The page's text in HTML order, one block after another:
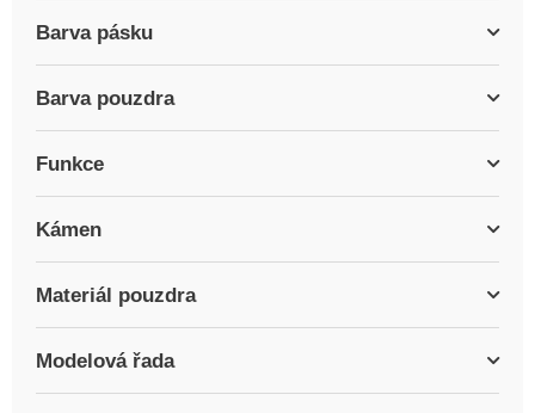
Barva pásku
Barva pouzdra
Funkce
Kámen
Materiál pouzdra
Modelová řada